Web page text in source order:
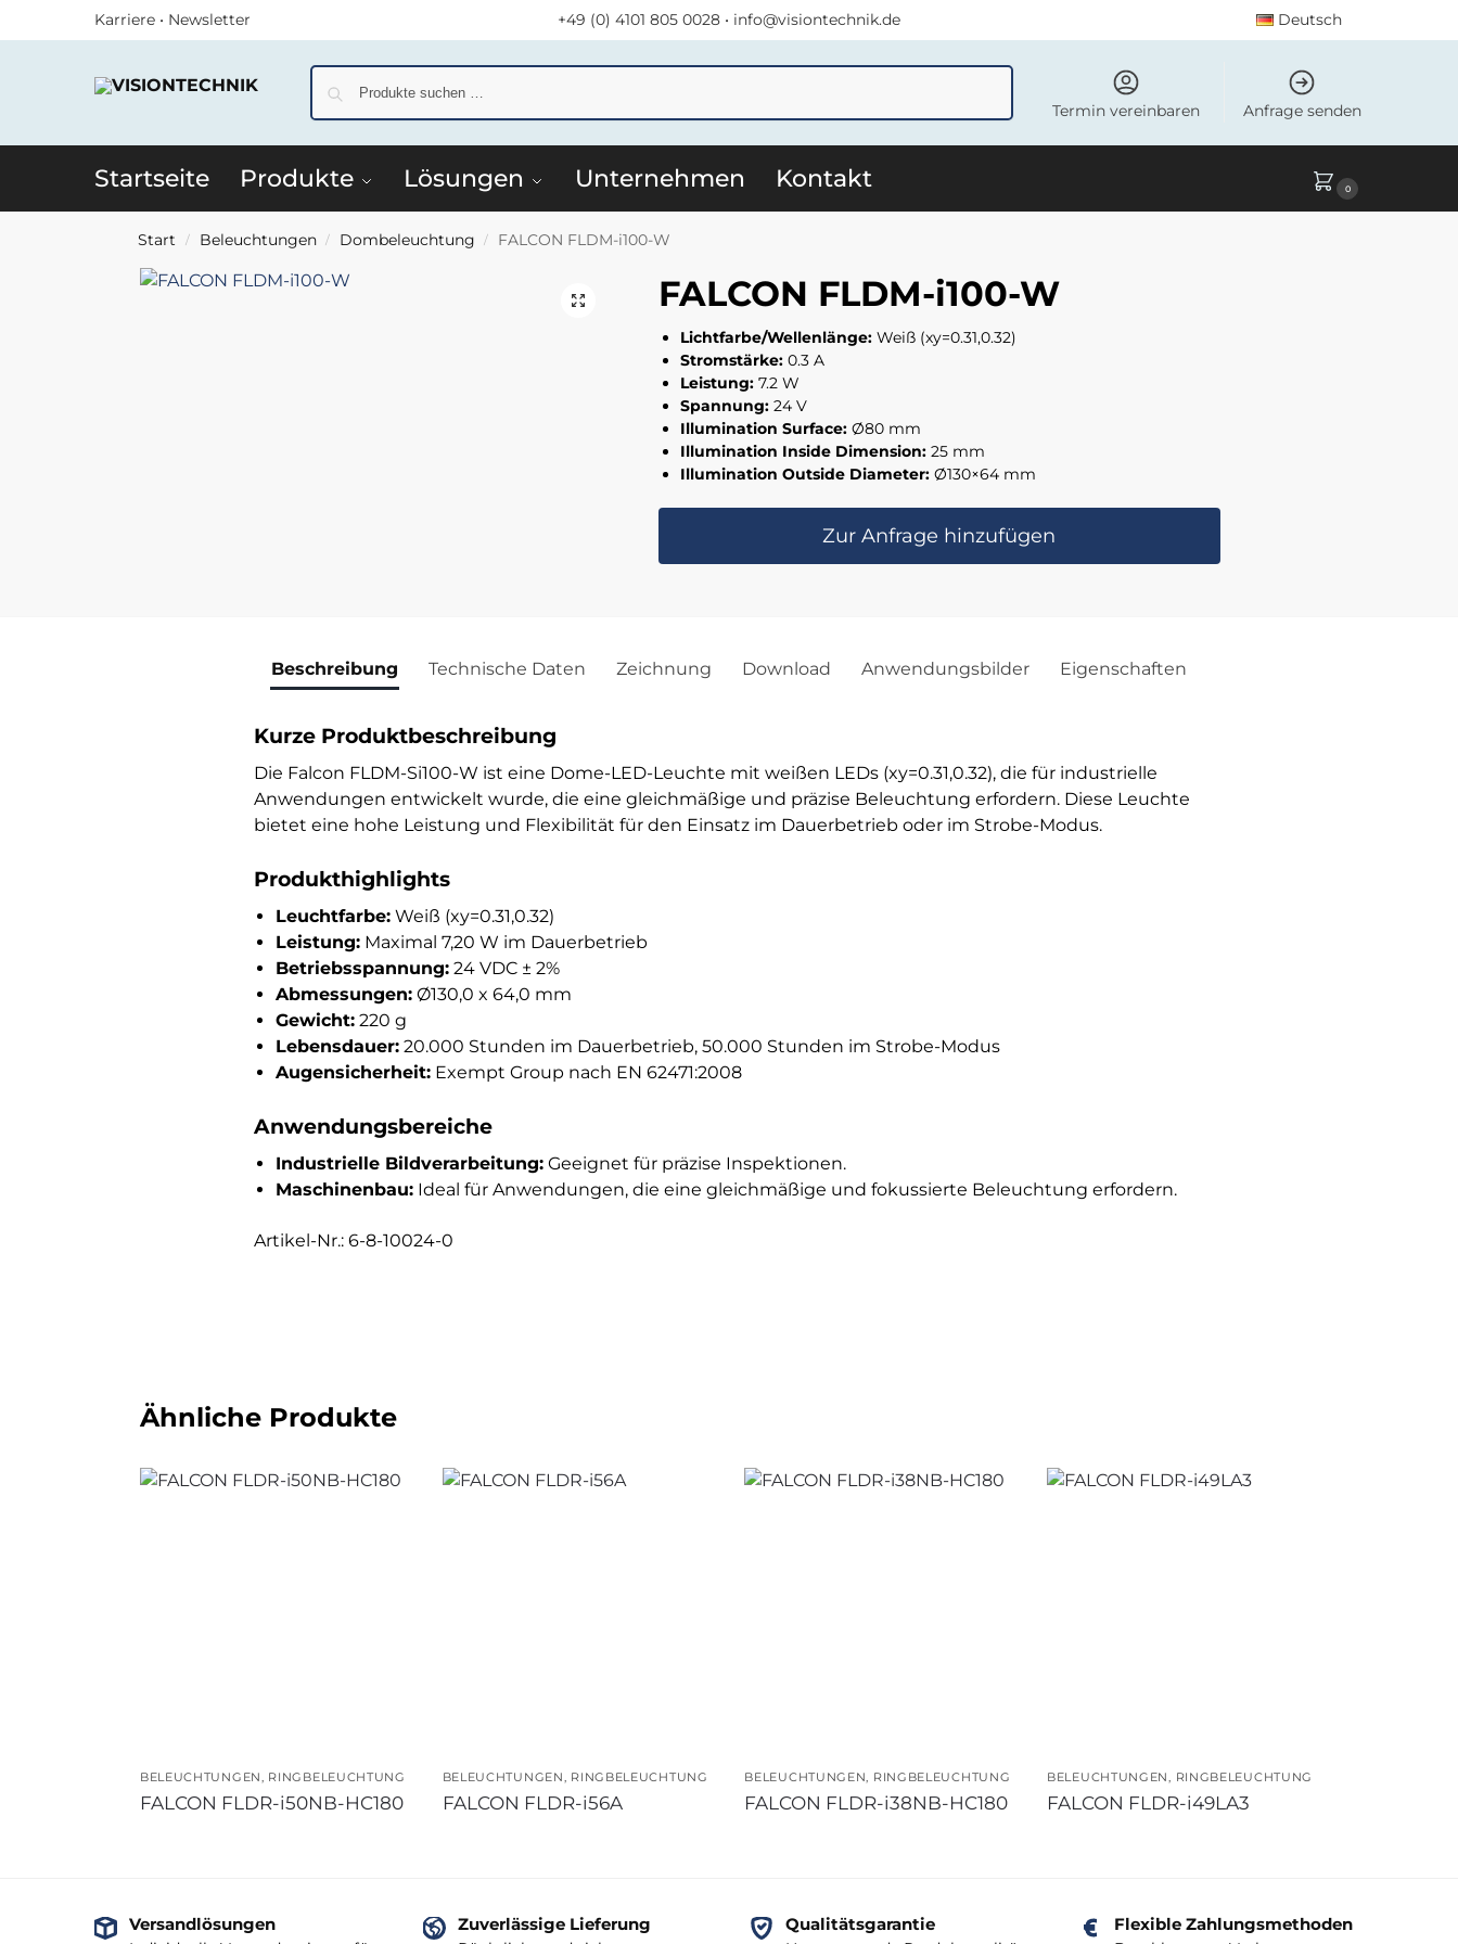
Karriere • Newsletter +49 (0) 4101 805 0028 • info@visiontechnik.de Deutsch
Termin vereinbaren Anfrage senden
Startseite Produkte Lösungen Unternehmen Kontakt 0
Start / Beleuchtungen / Dombeleuchtung / FALCON FLDM-i100-W
FALCON FLDM-i100-W
Lichtfarbe/Wellenlänge:Weiß (xy=0.31,0.32)
Stromstärke:0.3 A
Leistung:7.2 W
Spannung:24 V
Illumination Surface:Ø80 mm
Illumination Inside Dimension:25 mm
Illumination Outside Diameter:Ø130×64 mm
Zur Anfrage hinzufügen
Beschreibung Technische Daten Zeichnung Download Anwendungsbilder Eigenschaften
Kurze Produktbeschreibung
Die Falcon FLDM-Si100-W ist eine Dome-LED-Leuchte mit weißen LEDs (xy=0.31,0.32), die für industrielle
Anwendungen entwickelt wurde, die eine gleichmäßige und präzise Beleuchtung erfordern. Diese Leuchte
bietet eine hohe Leistung und Flexibilität für den Einsatz im Dauerbetrieb oder im Strobe-Modus.
Produkthighlights
Leuchtfarbe:Weiß (xy=0.31,0.32)
Leistung:Maximal 7,20 W im Dauerbetrieb
Betriebsspannung:24 VDC ± 2%
Abmessungen:Ø130,0 x 64,0 mm
Gewicht:220 g
Lebensdauer:20.000 Stunden im Dauerbetrieb, 50.000 Stunden im Strobe-Modus
Augensicherheit:Exempt Group nach EN 62471:2008
Anwendungsbereiche
Industrielle Bildverarbeitung:Geeignet für präzise Inspektionen.
Maschinenbau:Ideal für Anwendungen, die eine gleichmäßige und fokussierte Beleuchtung erfordern.
Artikel-Nr.: 6-8-10024-0
Ähnliche Produkte
BELEUCHTUNGEN, RINGBELEUCHTUNG
FALCON FLDR-i50NB-HC180
BELEUCHTUNGEN, RINGBELEUCHTUNG
FALCON FLDR-i56A
BELEUCHTUNGEN, RINGBELEUCHTUNG
FALCON FLDR-i38NB-HC180
BELEUCHTUNGEN, RINGBELEUCHTUNG
FALCON FLDR-i49LA3
Versandlösungen Zuverlässige Lieferung Qualitätsgarantie Flexible Zahlungsmethoden